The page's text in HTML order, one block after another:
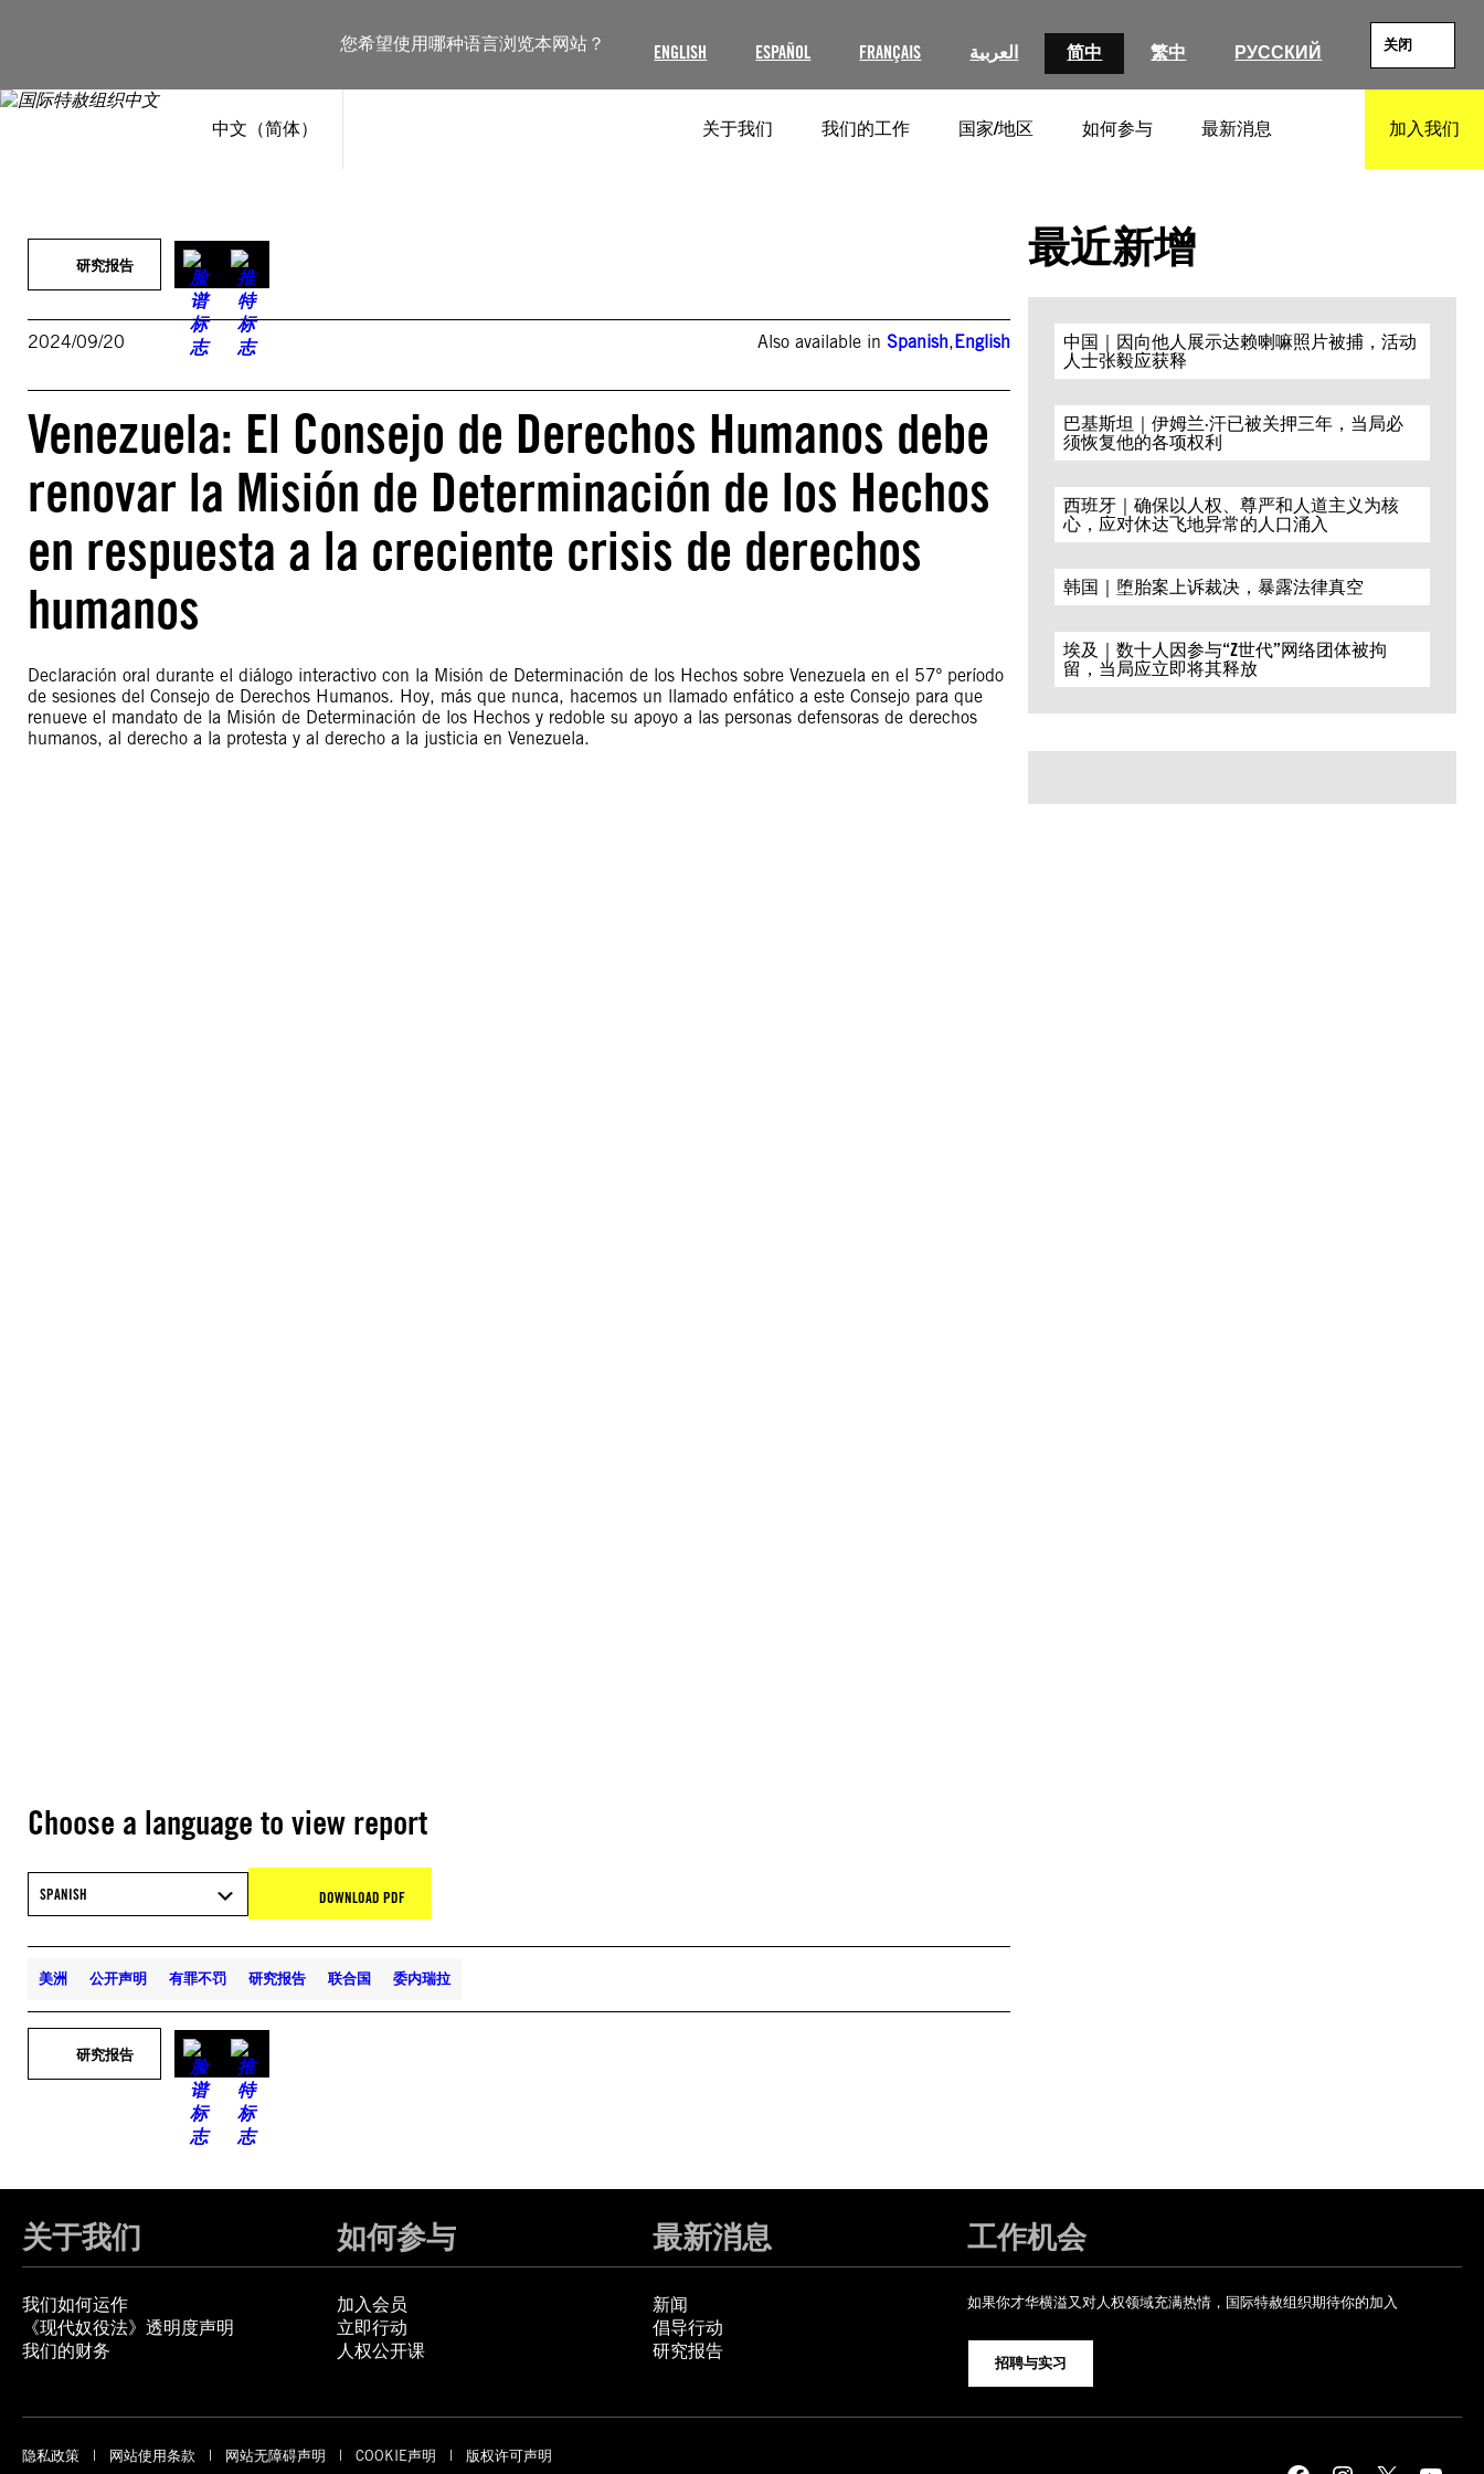
您希望使用哪种语言浏览本网站？ ENGLISH ESPAÑOL FRANÇAIS العربية 简中 繁中 РУССКИЙ 关闭
中文（简体） 关于我们 我们的工作 国家/地区 如何参与 最新消息 加入我们
研究报告
2024/09/20 Also available inSpanish,English
Venezuela: El Consejo de Derechos Humanos debe
renovar la Misión de Determinación de los Hechos
en respuesta a la creciente crisis de derechos
humanos
Declaración oral durante el diálogo interactivo con la Misión de Determinación de los Hechos sobre Venezuela en el 57º período
de sesiones del Consejo de Derechos Humanos. Hoy, más que nunca, hacemos un llamado enfático a este Consejo para que
renueve el mandato de la Misión de Determinación de los Hechos y redoble su apoyo a las personas defensoras de derechos
humanos, al derecho a la protesta y al derecho a la justicia en Venezuela.
Choose a language to view report
SPANISH DOWNLOAD PDF
美洲 公开声明 有罪不罚 研究报告 联合国 委内瑞拉
研究报告
最近新增
中国｜因向他人展示达赖喇嘛照片被捕，活动
人士张毅应获释
巴基斯坦｜伊姆兰·汗已被关押三年，当局必
须恢复他的各项权利
西班牙｜确保以人权、尊严和人道主义为核
心，应对休达飞地异常的人口涌入
韩国｜堕胎案上诉裁决，暴露法律真空
埃及｜数十人因参与“Z世代”网络团体被拘
留，当局应立即将其释放
关于我们
我们如何运作
《现代奴役法》透明度声明
我们的财务
如何参与
加入会员
立即行动
人权公开课
最新消息
新闻
倡导行动
研究报告
工作机会
如果你才华横溢又对人权领域充满热情，国际特赦组织期待你的加入
招聘与实习
隐私政策 网站使用条款 网站无障碍声明 COOKIE声明 版权许可声明